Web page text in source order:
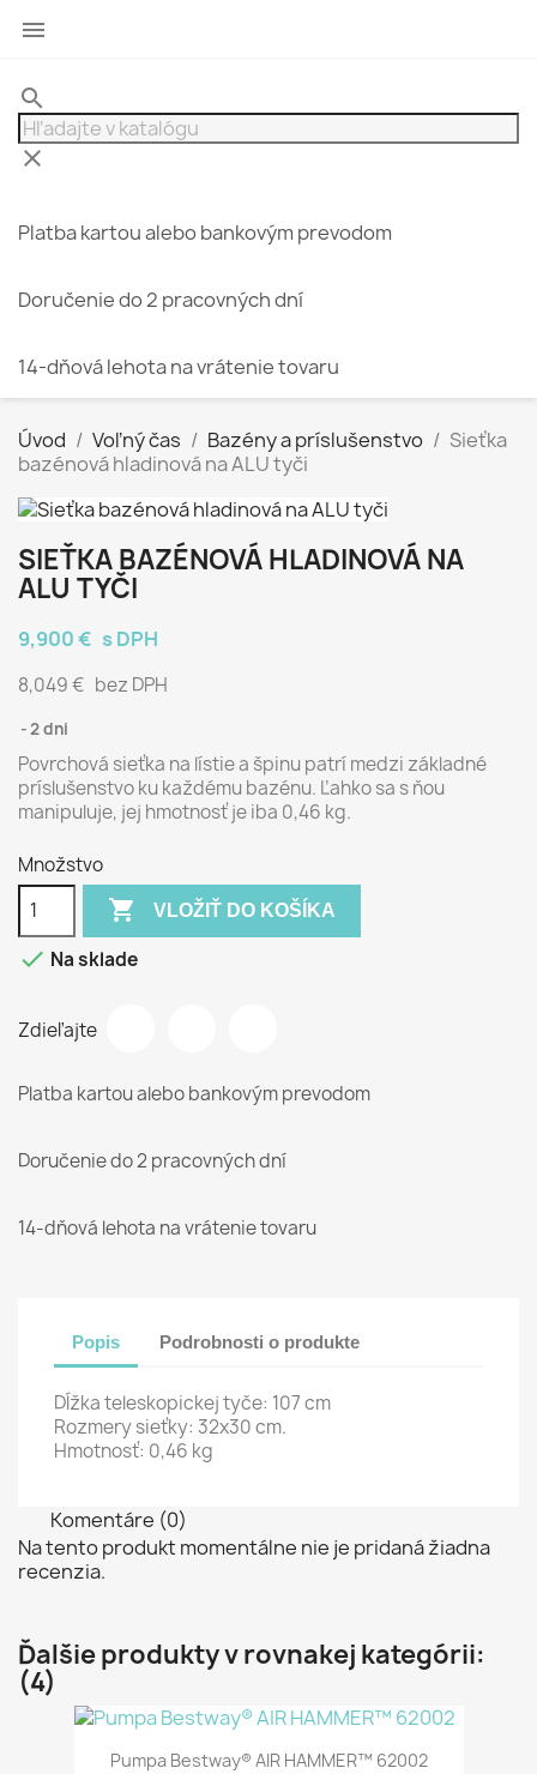

search
clear
Platba kartou alebo bankovým prevodom
Doručenie do 2 pracovných dní
14-dňová lehota na vrátenie tovaru
Úvod Voľný čas Bazény a príslušenstvo
Sieťka
bazénová hladinová na ALU tyči
SIEŤKA BAZÉNOVÁ HLADINOVÁ NA
ALU TYČI
9,900 € s DPH
8,049 € bez DPH
2 dni
Povrchová sieťka na lístie a špinu patrí medzi základné
príslušenstvo ku každému bazénu. Ľahko sa s ňou
manipuluje, jej hmotnosť je iba 0,46 kg.
Množstvo
 VLOŽIŤ DO KOŠÍKA
 Na sklade
Zdieľajte
Platba kartou alebo bankovým prevodom
Doručenie do 2 pracovných dní
14-dňová lehota na vrátenie tovaru
Popis Podrobnosti o produkte
Dĺžka teleskopickej tyče: 107 cm
Rozmery sieťky: 32x30 cm.
Hmotnosť: 0,46 kg
Komentáre (0)
Na tento produkt momentálne nie je pridaná žiadna
recenzia.
Ďalšie produkty v rovnakej kategórii:
(4)
Pumpa Bestway® AIR HAMMER™ 62002